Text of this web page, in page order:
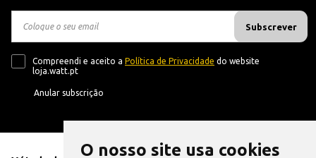
O nosso site usa cookies
Subscrever
Compreendi e aceito a Política de Privacidade do website
loja.watt.pt
Anular subscrição